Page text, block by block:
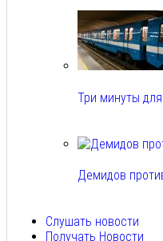
Три минуты
Демидов
Слушать новости
Получать Новости